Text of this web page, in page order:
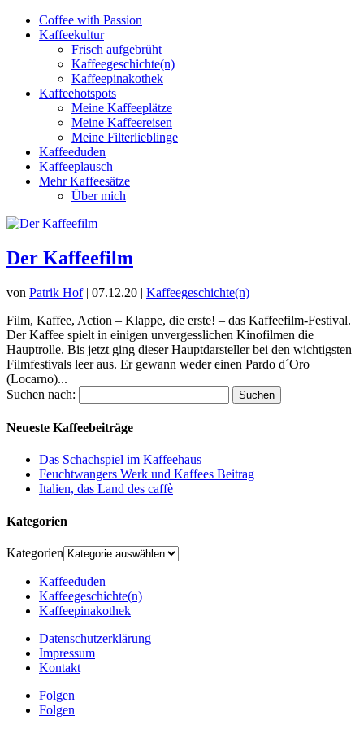
Coffee with Passion
Kaffeekultur
Frisch aufgebrüht
Kaffeegeschichte(n)
Kaffeepinakothek
Kaffeehotspots
Meine Kaffeeplätze
Meine Kaffeereisen
Meine Filterlieblinge
Kaffeeduden
Kaffeeplausch
Mehr Kaffeesätze
Über mich
Der Kaffeefilm
von Patrik Hof| 07.12.20 | Kaffeegeschichte(n)
Film, Kaffee, Action – Klappe, die erste! – das Kaffeefilm-Festival.
Der Kaffee spielt in einigen unvergesslichen Kinofilmen die
Hauptrolle. Bis jetzt ging dieser Hauptdarsteller bei den wichtigsten
Filmfestivals leer aus. Er gewann weder einen Pardo d´Oro
(Locarno)...
Suchen nach:
Neueste Kaffeebeiträge
Das Schachspiel im Kaffeehaus
Feuchtwangers Werk und Kaffees Beitrag
Italien, das Land des caffè
Kategorien
Kategorien
Kaffeeduden
Kaffeegeschichte(n)
Kaffeepinakothek
Datenschutzerklärung
Impressum
Kontakt
Folgen
Folgen